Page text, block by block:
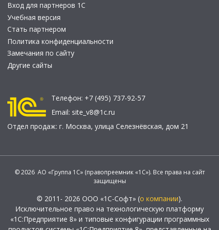
Вход для партнеров 1С
Учебная версия
Стать партнером
Политика конфиденциальности
Замечания по сайту
Другие сайты
Телефон: +7 (495) 737-92-57
Email: site_v8@1c.ru
Отдел продаж: г. Москва, улица Селезнёвская, дом 21
© 2026 АО «Группа 1С» (правопреемник «1С»). Все права на сайт
защищены
© 2011- 2026 ООО «1С-Софт» (о компании).
Исключительное право на технологическую платформу
«1С:Предприятие 8» и типовые конфигурации программных